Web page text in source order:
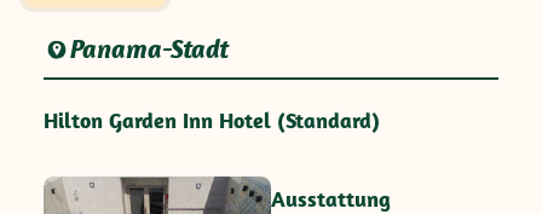
Panama-Stadt
Hilton Garden Inn Hotel (Standard)
Ausstattung